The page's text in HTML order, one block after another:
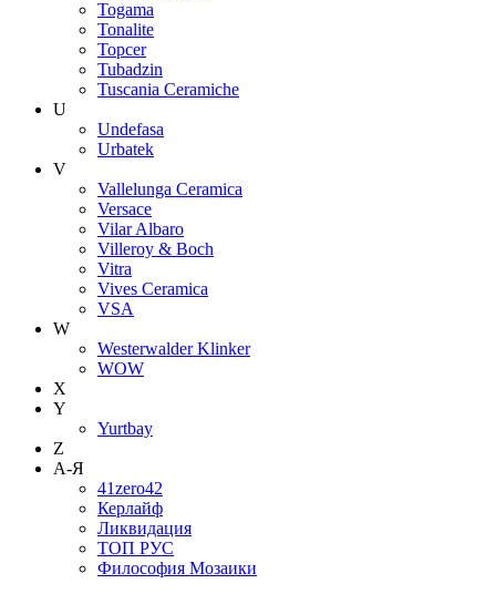
Togama
Tonalite
Topcer
Tubadzin
Tuscania Ceramiche
U
Undefasa
Urbatek
V
Vallelunga Ceramica
Versace
Vilar Albaro
Villeroy & Boch
Vitra
Vives Ceramica
VSA
W
Westerwalder Klinker
WOW
X
Y
Yurtbay
Z
А-Я
41zero42
Керлайф
Ликвидация
ТОП РУС
Философия Мозаики